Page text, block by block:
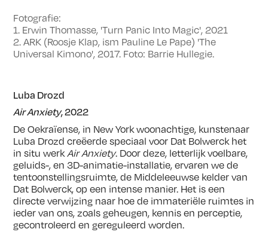
Fotografie:
1. Erwin Thomasse, 'Turn Panic Into Magic', 2021
2. ARK (Roosje Klap, ism Pauline Le Pape) 'The
Universal Kimono', 2017. Foto: Barrie Hullegie.
Luba Drozd
Air Anxiety, 2022
De Oekraïense, in New York woonachtige, kunstenaar
Luba Drozd creëerde speciaal voor Dat Bolwerck het
in situ werk Air Anxiety. Door deze, letterlijk voelbare,
geluids-, en 3D-animatie-installatie, ervaren we de
tentoonstellingsruimte, de Middeleeuwse kelder van
Dat Bolwerck, op een intense manier. Het is een
directe verwijzing naar hoe de immateriële ruimtes in
ieder van ons, zoals geheugen, kennis en perceptie,
gecontroleerd en gereguleerd worden.